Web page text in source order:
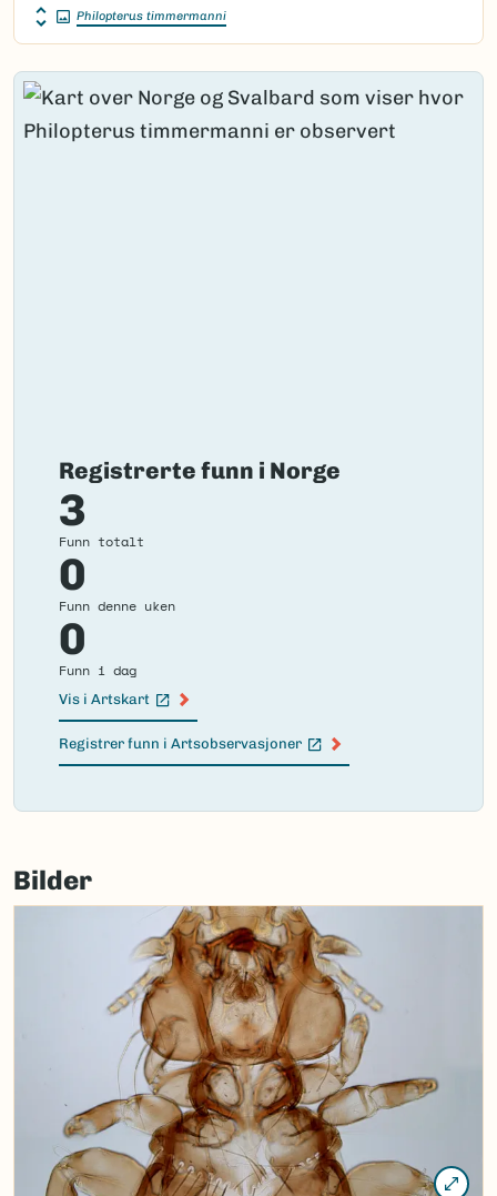
Philopterus timmermanni
Registrerte funn i Norge
3
Funn totalt
0
Funn denne uken
0
Funn i dag
Vis i Artskart
(Ekstern lenke)
Registrer funn i Artsobservasjoner
(Ekstern lenke)
Failed
load
Bilder